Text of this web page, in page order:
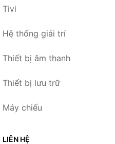
Tivi
Hệ thống giải trí
Thiết bị âm thanh
Thiết bị lưu trữ
Máy chiếu
LIÊN HỆ